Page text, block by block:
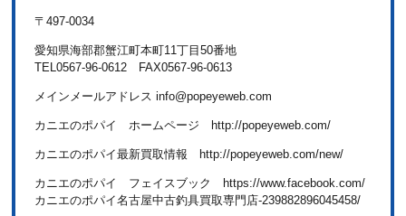
〒497-0034
愛知県海部郡蟹江町本町11丁目50番地
TEL0567-96-0612 FAX0567-96-0613
メインメールアドレス info@popeyeweb.com
カニエのポパイ ホームページ http://popeyeweb.com/
カニエのポパイ最新買取情報 http://popeyeweb.com/new/
カニエのポパイ フェイスブック https://www.facebook.com/
カニエのポパイ名古屋中古釣具買取専門店-239882896045458/